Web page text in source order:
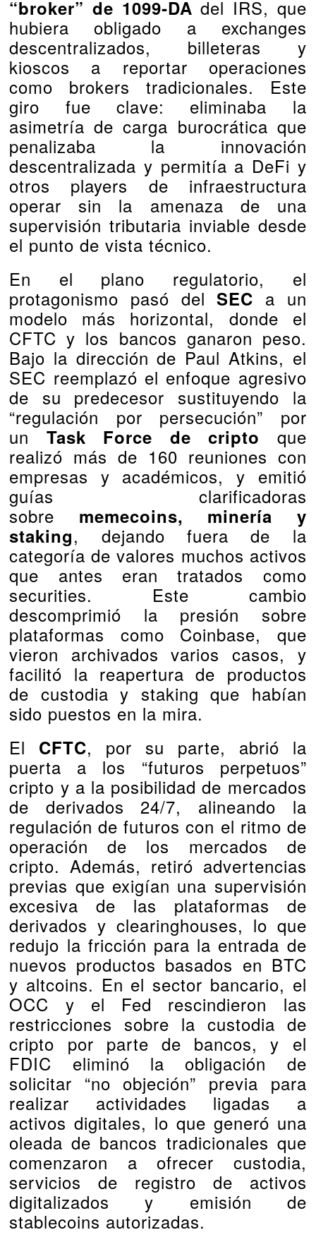
“broker” de 1099‑DA del IRS, que
hubiera obligado a exchanges
descentralizados, billeteras y
kioscos a reportar operaciones
como brokers tradicionales. Este
giro fue clave: eliminaba la
asimetría de carga burocrática que
penalizaba la innovación
descentralizada y permitía a DeFi y
otros players de infraestructura
operar sin la amenaza de una
supervisión tributaria inviable desde
el punto de vista técnico.
En el plano regulatorio, el
protagonismo pasó delSEC a un
modelo más horizontal, donde el
CFTC y los bancos ganaron peso.
Bajo la dirección de Paul Atkins, el
SEC reemplazó el enfoque agresivo
de su predecesor sustituyendo la
“regulación por persecución” por
un Task Force de cripto que
realizó más de 160 reuniones con
empresas y académicos, y emitió
guías clarificadoras
sobre memecoins, minería y
staking, dejando fuera de la
categoría de valores muchos activos
que antes eran tratados como
securities. Este cambio
descomprimió la presión sobre
plataformas como Coinbase, que
vieron archivados varios casos, y
facilitó la reapertura de productos
de custodia y staking que habían
sido puestos en la mira.
El CFTC, por su parte, abrió la
puerta a los “futuros perpetuos”
cripto y a la posibilidad de mercados
de derivados 24/7, alineando la
regulación de futuros con el ritmo de
operación de los mercados de
cripto. Además, retiró advertencias
previas que exigían una supervisión
excesiva de las plataformas de
derivados y clearinghouses, lo que
redujo la fricción para la entrada de
nuevos productos basados en BTC
y altcoins. En el sector bancario, el
OCC y el Fed rescindieron las
restricciones sobre la custodia de
cripto por parte de bancos, y el
FDIC eliminó la obligación de
solicitar “no objeción” previa para
realizar actividades ligadas a
activos digitales, lo que generó una
oleada de bancos tradicionales que
comenzaron a ofrecer custodia,
servicios de registro de activos
digitalizados y emisión de
stablecoins autorizadas.